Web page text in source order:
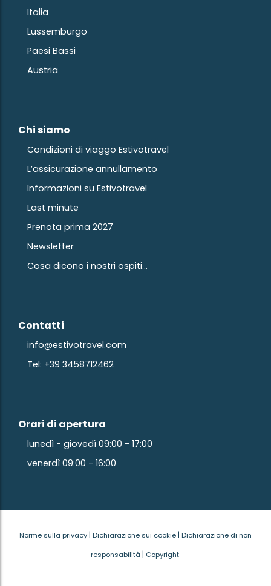
Italia
Lussemburgo
Paesi Bassi
Austria
Chi siamo
Condizioni di viaggo Estivotravel
L’assicurazione annullamento
Informazioni su Estivotravel
Last minute
Prenota prima 2027
Newsletter
Cosa dicono i nostri ospiti...
Contatti
info@estivotravel.com
Tel: +39 3458712462
Orari di apertura
lunedì - giovedì 09:00 - 17:00
venerdì 09:00 - 16:00
Norme sulla privacy | Dichiarazione sui cookie | Dichiarazione di non
responsabilità | Copyright